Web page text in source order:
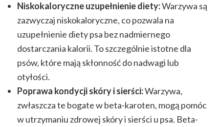
Niskokaloryczne uzupełnienie diety:Warzywa są
zazwyczaj niskokaloryczne, co pozwala na
uzupełnienie diety psa bez nadmiernego
dostarczania kalorii. To szczególnie istotne dla
psów, które mają skłonność do nadwagi lub
otyłości.
Poprawa kondycji skóry i sierści:Warzywa,
zwłaszcza te bogate w beta-karoten, mogą pomóc
w utrzymaniu zdrowej skóry i sierści u psa. Beta-